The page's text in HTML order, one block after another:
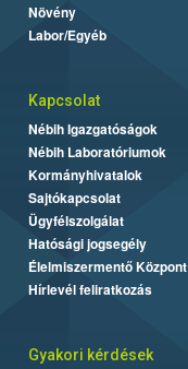
Növény
Labor/Egyéb
Kapcsolat
Nébih Igazgatóságok
Nébih Laboratóriumok
Kormányhivatalok
Sajtókapcsolat
Ügyfélszolgálat
Hatósági jogsegély
Élelmiszermentő Központ
Hírlevél feliratkozás
Gyakori kérdések